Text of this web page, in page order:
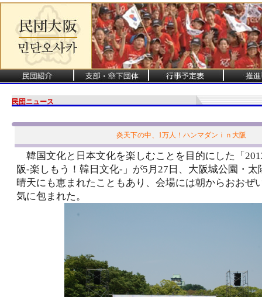
民団ニュース
炎天下の中、1万人！ハンマダンｉｎ大阪
韓国文化と日本文化を楽しむことを目的にした「
阪-楽しもう！韓日文化-」が5月27日、大阪城公園・太
晴天にも恵まれたこともあり、会場には朝からおおぜ
気に包まれた。